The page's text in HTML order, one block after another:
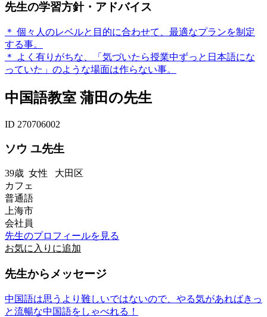
先生の学習方針・アドバイス
＊ 個々人のレベルと目的に合わせて、最適なプランを制定
する事。
＊ よく有りがちな、「気づいたら授業中ずっと日本語にな
っていた」のような場面は作らない事。
中国語教室 蒲田の先生
ID 270706002
ソウ ユ先生
39歳 女性 大田区
カフェ
普通語
上海市
会社員
先生のプロフィールを見る
お気に入りに追加
先生からメッセージ
中国語は思うより難しいではないので、やる気があればきっ
と流暢な中国語をしゃべれる！